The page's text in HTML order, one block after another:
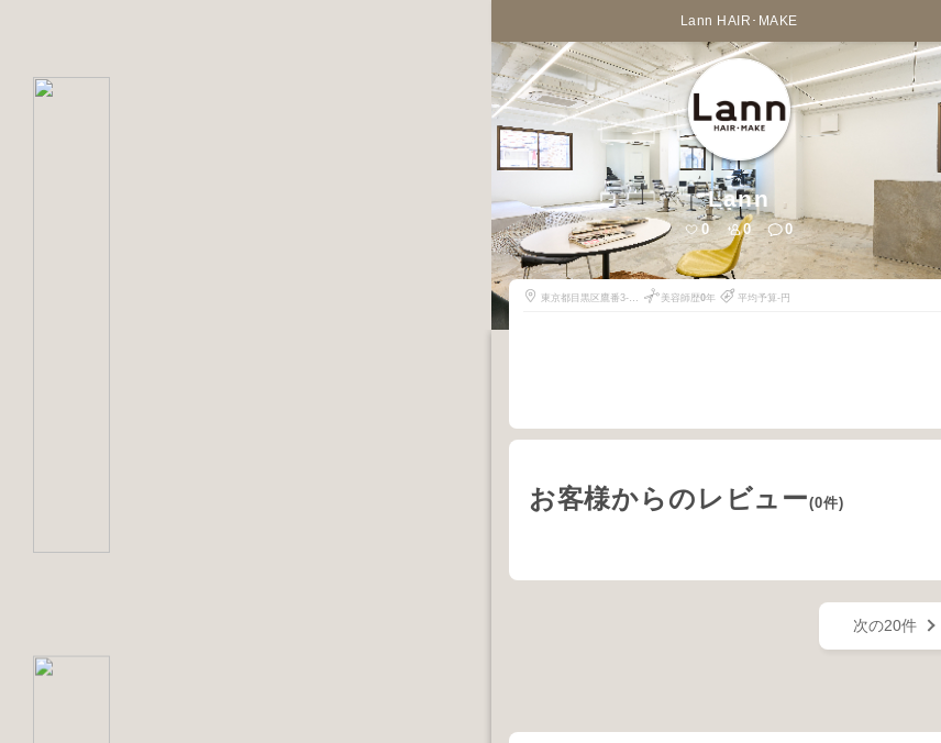
Lann HAIR･MAKE
Lann
0 0 0
東京都目黒区鷹番3-8-
美容師歴0年 平均予算-円
お客様からのレビュー(0件)
次の20件